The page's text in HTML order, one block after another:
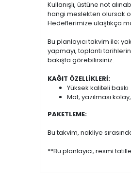
Kullanışlı, üstüne not
hangi meslekten olursak
Hedeflerimize ulaştıkça
Bu planlayıcı takvim ile;
yapmayı, toplantı
bakışta görebilirsiniz.
KAĞIT ÖZELLİKLERİ:
Yüksek kaliteli baskı
Mat, yazılması
PAKETLEME:
Bu takvim, nakliye
**Bu planlayıcı, resmi